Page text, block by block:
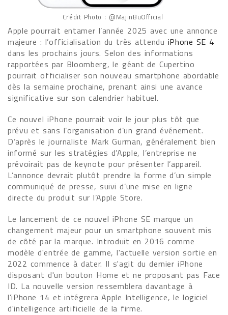
Crédit Photo : @MajinBuOfficial
Apple pourrait entamer l’année 2025 avec une annonce
majeure : l’officialisation du très attendu iPhone SE 4
dans les prochains jours. Selon des informations
rapportées par Bloomberg, le géant de Cupertino
pourrait officialiser son nouveau smartphone abordable
dès la semaine prochaine, prenant ainsi une avance
significative sur son calendrier habituel.
Ce nouvel iPhone pourrait voir le jour plus tôt que
prévu et sans l’organisation d’un grand événement.
D’après le journaliste Mark Gurman, généralement bien
informé sur les stratégies d’Apple, l’entreprise ne
prévoirait pas de keynote pour présenter l’appareil.
L’annonce devrait plutôt prendre la forme d’un simple
communiqué de presse, suivi d’une mise en ligne
directe du produit sur l’Apple Store.
Le lancement de ce nouvel iPhone SE marque un
changement majeur pour un smartphone souvent mis
de côté par la marque. Introduit en 2016 comme
modèle d'entrée de gamme, l'actuelle version sortie en
2022 commence à dater. Il s'agit du dernier iPhone
disposant d'un bouton Home et ne proposant pas Face
ID. La nouvelle version ressemblera davantage à
l'iPhone 14 et intégrera Apple Intelligence, le logiciel
d'intelligence artificielle de la firme.